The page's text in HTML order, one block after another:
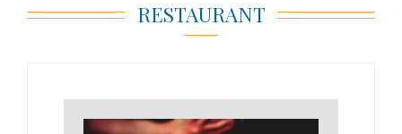
RESTAURANT